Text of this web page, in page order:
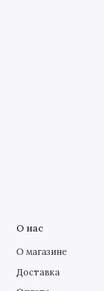
О нас
О магазине
Доставка